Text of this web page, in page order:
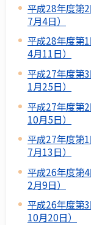
平成28年度第
7月4日）
平成28年度第
4月11日）
平成27年度第
1月25日）
平成27年度第
10月5日）
平成27年度第
7月13日）
平成26年度第
2月9日）
平成26年度第
10月20日）